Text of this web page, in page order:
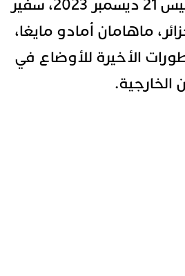
أحمد عطاف، الخميس 21 ديسمبر 2023، سفير
ماهامان أمادو مايغا،
الأخيرة للأوضاع في